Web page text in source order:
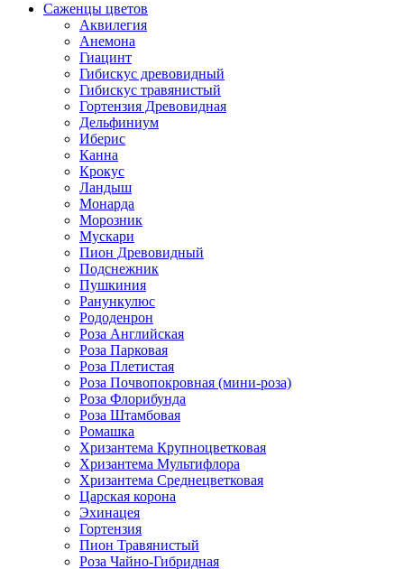
Саженцы цветов
Аквилегия
Анемона
Гиацинт
Гибискус древовидный
Гибискус травянистый
Гортензия Древовидная
Дельфиниум
Иберис
Канна
Крокус
Ландыш
Монарда
Морозник
Мускари
Пион Древовидный
Подснежник
Пушкиния
Ранункулюс
Рододенрон
Роза Английская
Роза Парковая
Роза Плетистая
Роза Почвопокровная (мини-роза)
Роза Флорибунда
Роза Штамбовая
Ромашка
Хризантема Крупноцветковая
Хризантема Мультифлора
Хризантема Среднецветковая
Царская корона
Эхинацея
Гортензия
Пион Травянистый
Роза Чайно-Гибридная